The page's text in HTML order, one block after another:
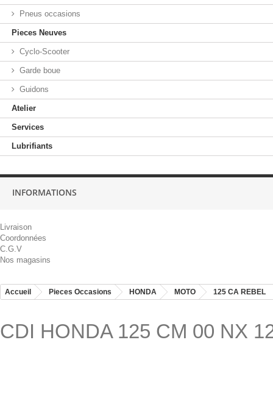
Pneus occasions
Pieces Neuves
Cyclo-Scooter
Garde boue
Guidons
Atelier
Services
Lubrifiants
INFORMATIONS
Livraison
Coordonnées
C.G.V
Nos magasins
Accueil Pieces Occasions HONDA MOTO 125 CA REBEL
CDI HONDA 125 CM 00 NX